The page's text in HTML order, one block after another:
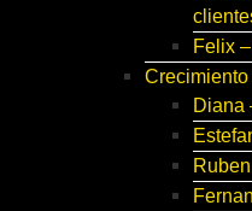
Felix
Diana